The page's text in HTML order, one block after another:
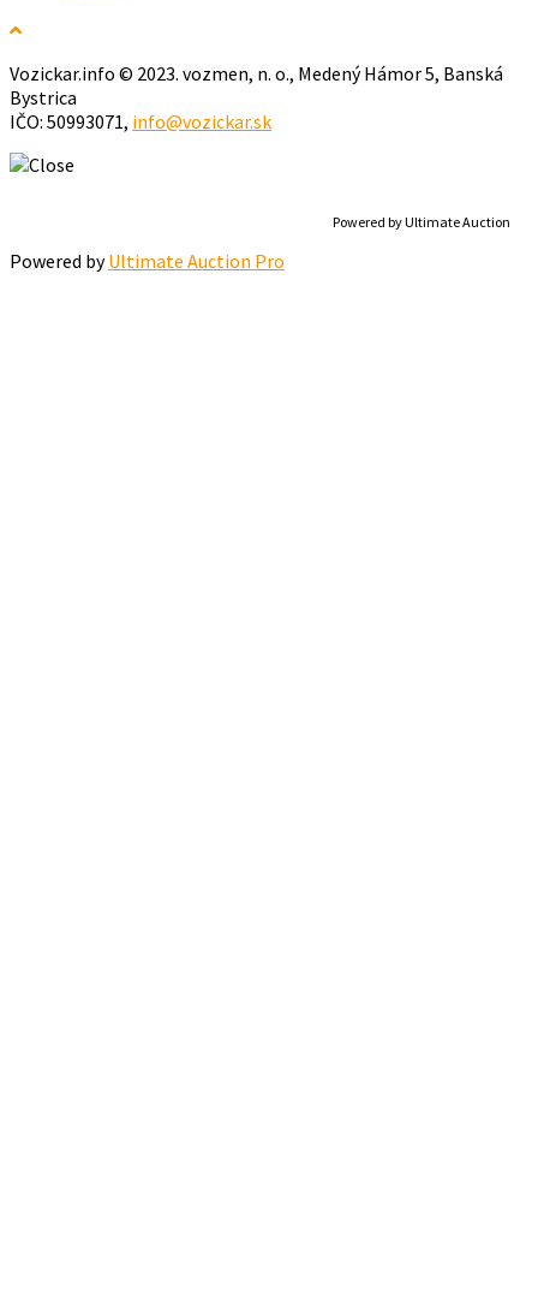
Vozickar.info © 2023. vozmen, n. o., Medený Hámor 5, Banská
Bystrica
IČO: 50993071, info@vozickar.sk
Powered by Ultimate Auction
Powered byUltimate Auction Pro